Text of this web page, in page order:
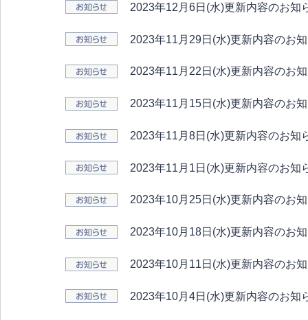
2023年12月6日(水)更新内容のお知
2023年11月29日(水)更新内容のお
2023年11月22日(水)更新内容のお
2023年11月15日(水)更新内容のお
2023年11月8日(水)更新内容のお知
2023年11月1日(水)更新内容のお知
2023年10月25日(水)更新内容のお
2023年10月18日(水)更新内容のお
2023年10月11日(水)更新内容のお
2023年10月4日(水)更新内容のお知